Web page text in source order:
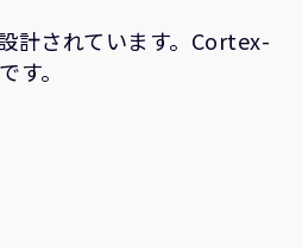
計されています。Cortex-
。